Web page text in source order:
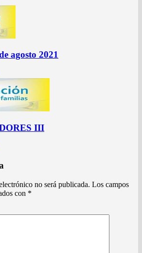
agosto 2021
III
no será publicada. Los campos
con *